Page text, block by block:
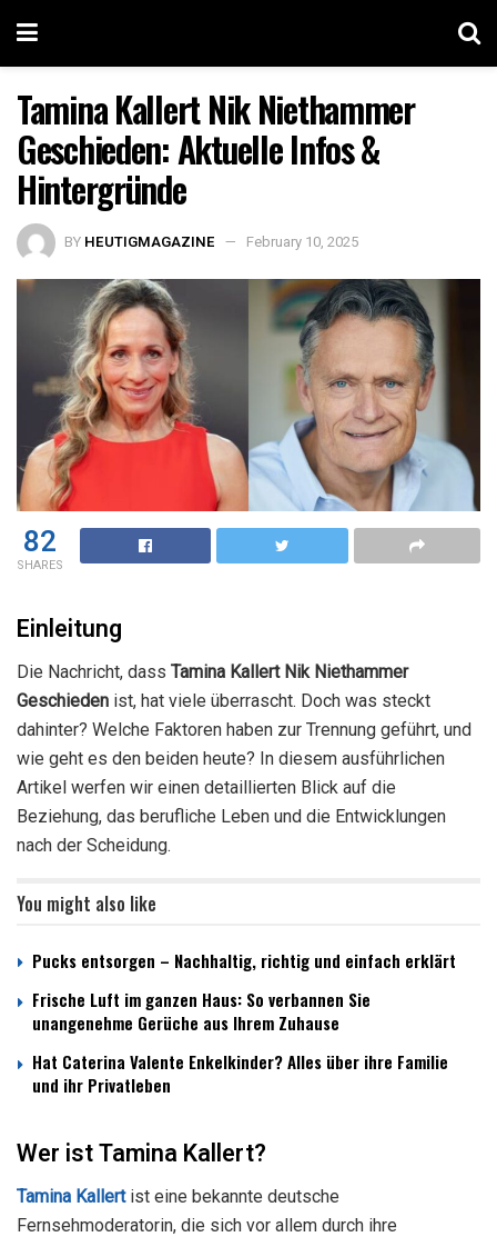
Tamina Kallert Nik Niethammer
Geschieden: Aktuelle Infos &
Hintergründe
BY HEUTIGMAGAZINE February 10, 2025
82
SHARES
Einleitung
Die Nachricht, dass Tamina Kallert Nik Niethammer
Geschieden ist, hat viele überrascht. Doch was steckt
dahinter? Welche Faktoren haben zur Trennung geführt, und
wie geht es den beiden heute? In diesem ausführlichen
Artikel werfen wir einen detaillierten Blick auf die
Beziehung, das berufliche Leben und die Entwicklungen
nach der Scheidung.
You might also like
Pucks entsorgen – Nachhaltig, richtig und einfach erklärt
Frische Luft im ganzen Haus: So verbannen Sie
unangenehme Gerüche aus Ihrem Zuhause
Hat Caterina Valente Enkelkinder? Alles über ihre Familie
und ihr Privatleben
Wer ist Tamina Kallert?
Tamina Kallertist eine bekannte deutsche
Fernsehmoderatorin, die sich vor allem durch ihre